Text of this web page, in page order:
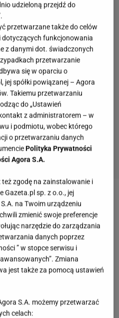
udzieloną przejdź do
przetwarzane także do celów
dotyczących funkcjonowania
z danymi dot. świadczonych
przetwarzanie
się w oparciu o
jej spółki powiązanej – Agora
Takiemu przetwarzaniu
do „Ustawień
z administratorem – w
i podmiotu, wobec którego
o przetwarzaniu danych
Polityka Prywatności
Agora S.A.
też zgodę na zainstalowanie i
Gazeta.pl sp. z o.o., jej
na Twoim urządzeniu
zmienić swoje preferencje
narzędzie do zarządzania
danych poprzez
” w stopce serwisu i
Zmiana
jest także za pomocą ustawień
S.A. możemy przetwarzać
celach: